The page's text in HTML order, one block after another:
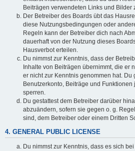
Beiträgen verwendeten Links und Bilder
Der Betreiber des Boards übt das
diese Nutzungsbedingungen oder
Regeln kann der Betreiber dich nach
dauerhaft von der Nutzung dieses
Hausverbot erteilen.
Du nimmst zur Kenntnis, dass der
Inhalte von Beiträgen übernimmt, die er
er nicht zur Kenntnis genommen hat. Du
Benutzerkonto, Beiträge und
sperren.
Du gestattest dem Betreiber darüber
abzuändern, sofern sie gegen o. g.
sind, dem Betreiber oder einem Dritten
4. GENERAL PUBLIC LICENSE
Du nimmst zur Kenntnis, dass es sich